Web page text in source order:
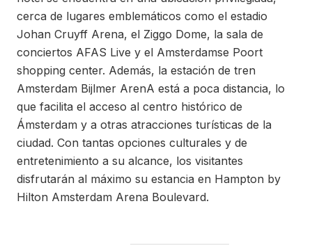
cerca de lugares emblemáticos como el estadio
Johan Cruyff Arena, el Ziggo Dome, la sala de
conciertos AFAS Live y el Amsterdamse Poort
shopping center. Además, la estación de tren
Amsterdam Bijlmer ArenA está a poca distancia, lo
que facilita el acceso al centro histórico de
Ámsterdam y a otras atracciones turísticas de la
ciudad. Con tantas opciones culturales y de
entretenimiento a su alcance, los visitantes
disfrutarán al máximo su estancia en Hampton by
Hilton Amsterdam Arena Boulevard.